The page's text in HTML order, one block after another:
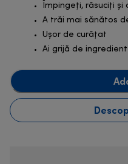
Împingeți, răsuciți și
A trăi mai sănătos
Ușor de curățat
Ai grijă de